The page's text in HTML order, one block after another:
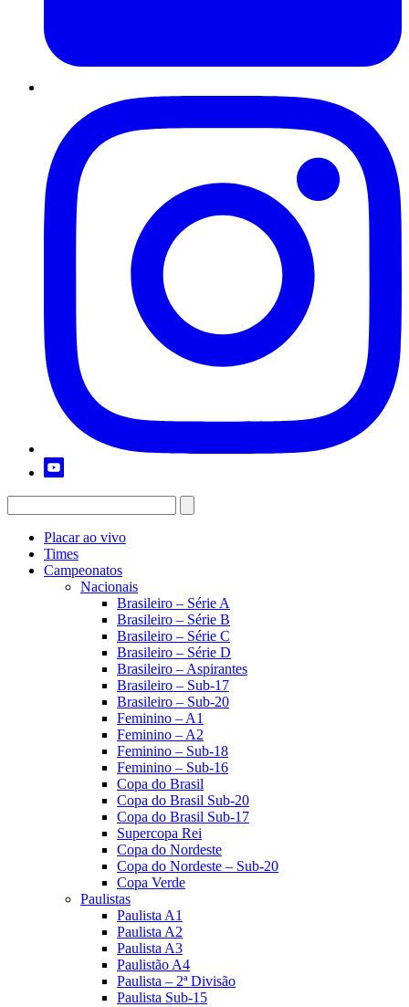
Placar ao vivo
Times
Campeonatos
Nacionais
Brasileiro – Série A
Brasileiro – Série B
Brasileiro – Série C
Brasileiro – Série D
Brasileiro – Aspirantes
Brasileiro – Sub-17
Brasileiro – Sub-20
Feminino – A1
Feminino – A2
Feminino – Sub-18
Feminino – Sub-16
Copa do Brasil
Copa do Brasil Sub-20
Copa do Brasil Sub-17
Supercopa Rei
Copa do Nordeste
Copa do Nordeste – Sub-20
Copa Verde
Paulistas
Paulista A1
Paulista A2
Paulista A3
Paulistão A4
Paulista – 2ª Divisão
Paulista Sub-15